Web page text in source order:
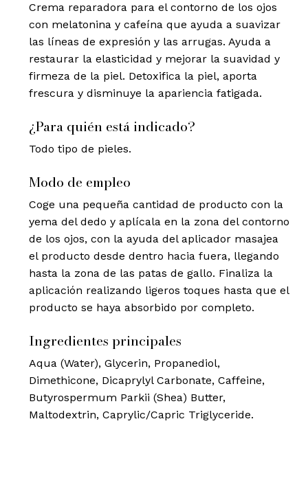
Crema reparadora para el contorno de los ojos
con melatonina y cafeína que ayuda a suavizar
las líneas de expresión y las arrugas. Ayuda a
restaurar la elasticidad y mejorar la suavidad y
firmeza de la piel. Detoxifica la piel, aporta
frescura y disminuye la apariencia fatigada.
¿Para quién está indicado?
Todo tipo de pieles.
Modo de empleo
Coge una pequeña cantidad de producto con la
yema del dedo y aplícala en la zona del contorno
de los ojos, con la ayuda del aplicador masajea
el producto desde dentro hacia fuera, llegando
hasta la zona de las patas de gallo. Finaliza la
aplicación realizando ligeros toques hasta que el
producto se haya absorbido por completo.
Ingredientes principales
Aqua (Water), Glycerin, Propanediol,
Dimethicone, Dicaprylyl Carbonate, Caffeine,
Butyrospermum Parkii (Shea) Butter,
Maltodextrin, Caprylic/Capric Triglyceride.